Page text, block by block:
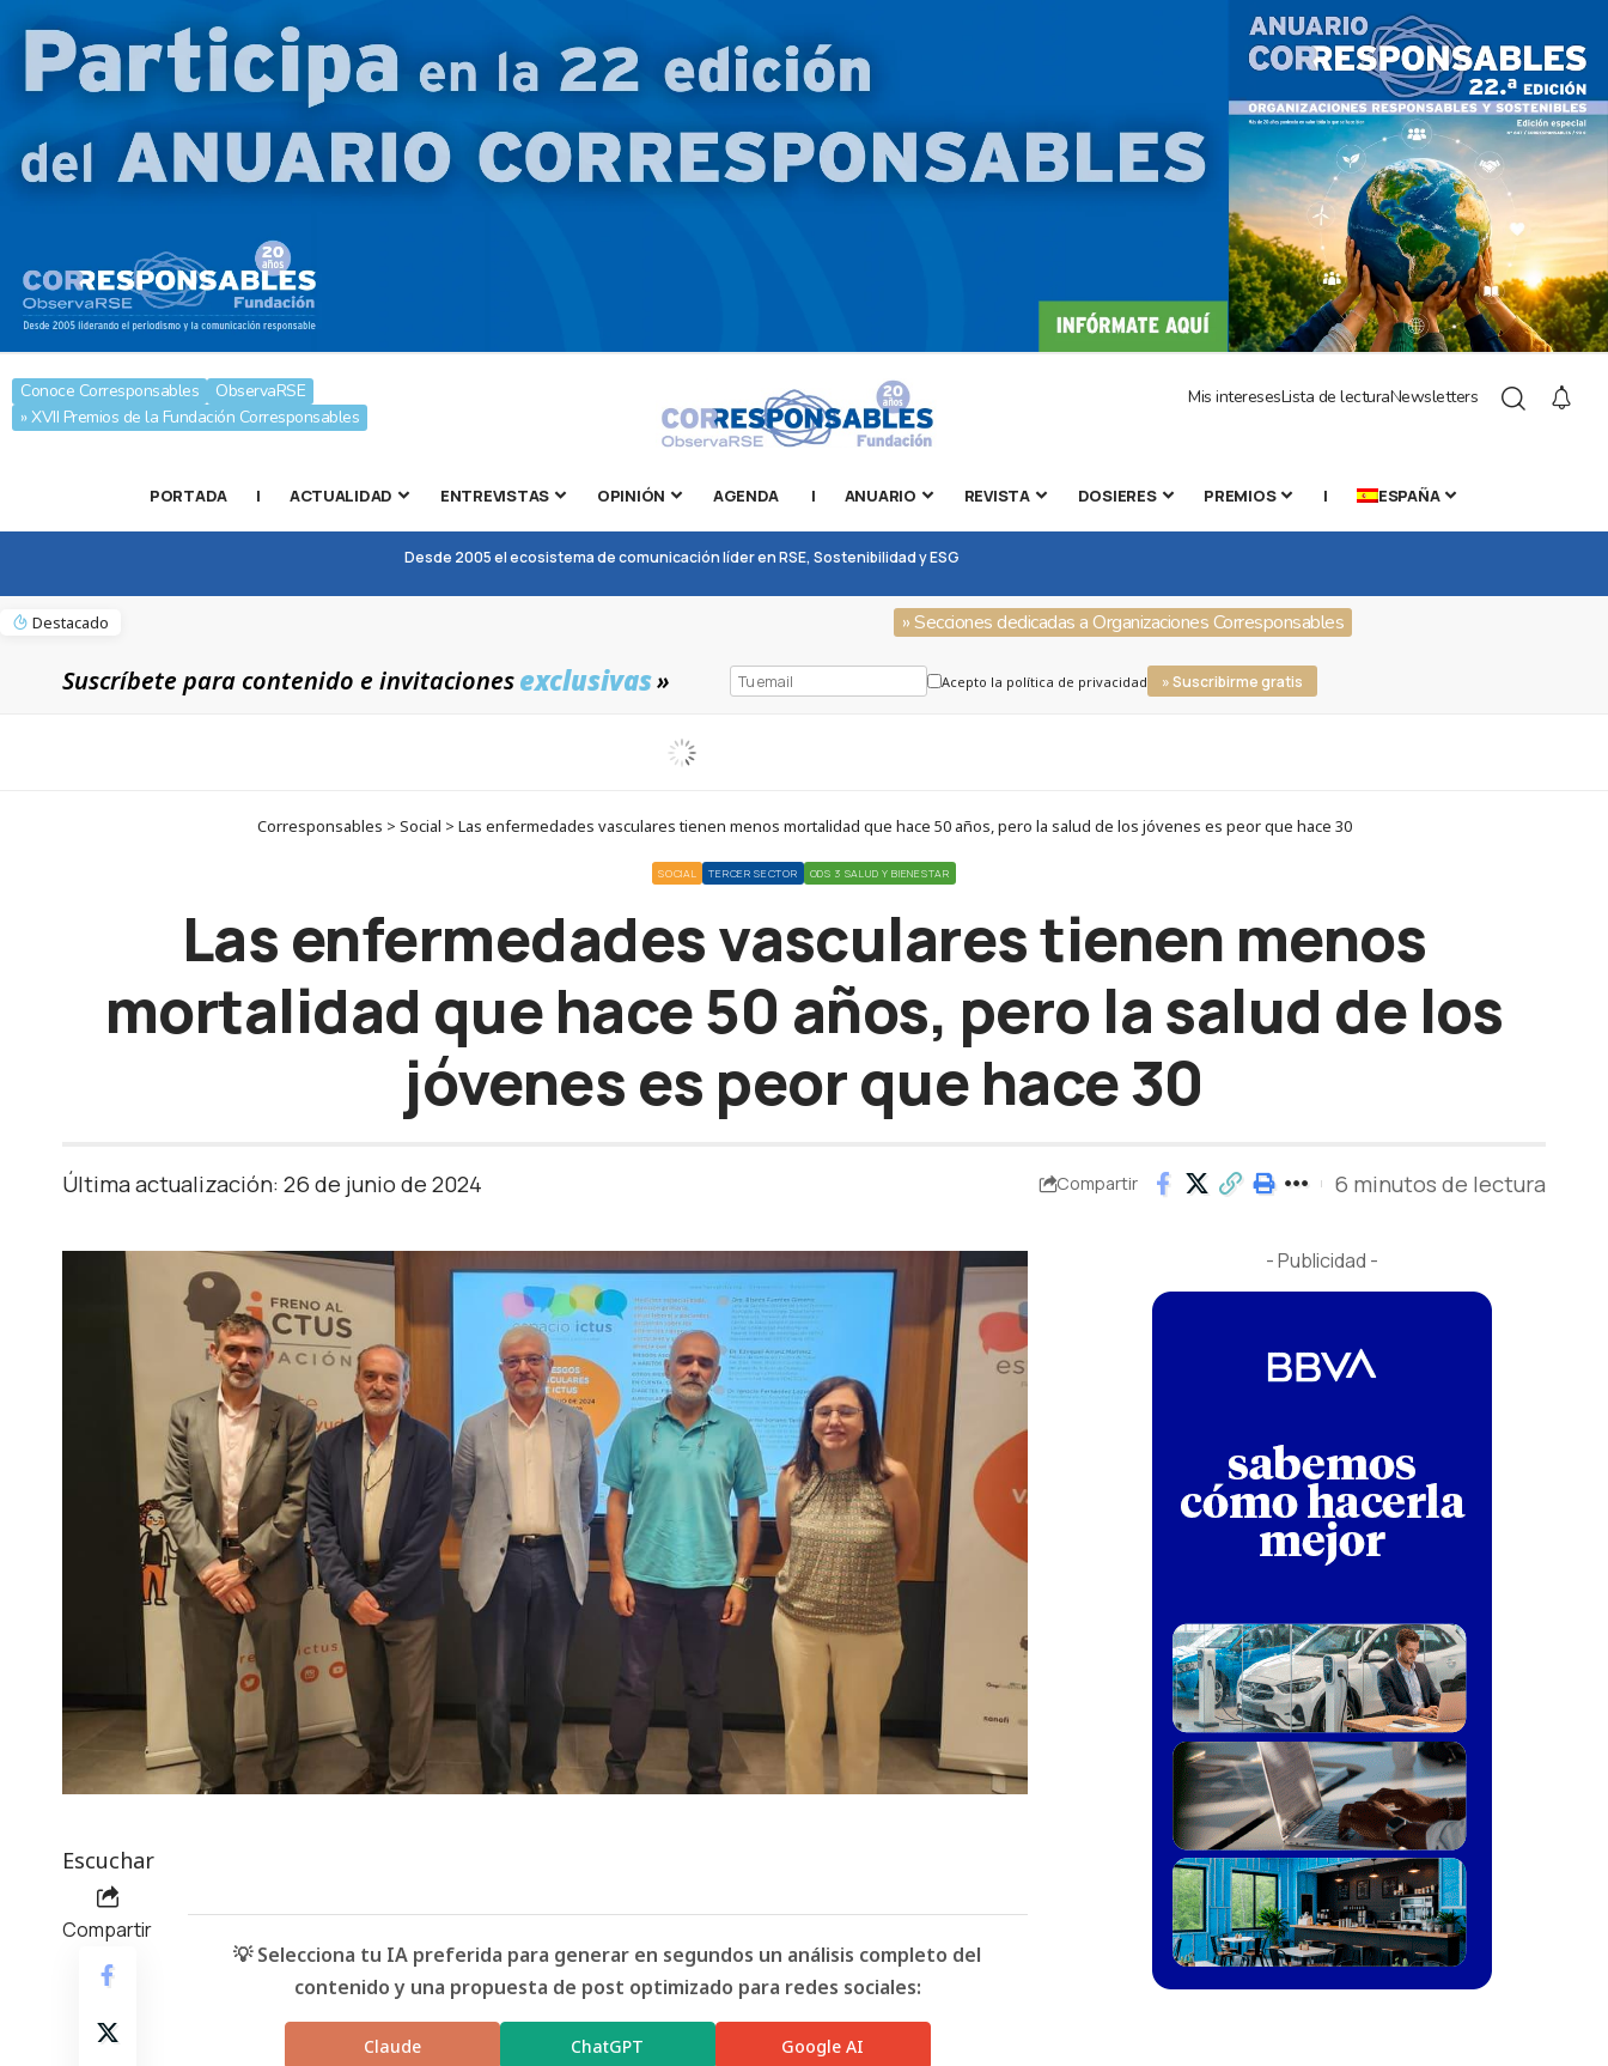
Conoce Corresponsables
ObservaRSE
» XVII Premios de la Fundación Corresponsables
Mis interesesLista de lecturaNewsletters
PORTADA | ACTUALIDAD ENTREVISTAS OPINIÓN AGENDA | ANUARIO REVISTA DOSIERES PREMIOS | ESPAÑA
Desde 2005 el ecosistema de comunicación líder en RSE, Sostenibilidad y ESG
Destacado » Secciones dedicadas a Organizaciones Corresponsables
Suscríbete para contenido e invitacionesexclusivas» Acepto la política de privacidad » Suscribirme gratis
Corresponsables > Social > Las enfermedades vasculares tienen menos mortalidad que hace 50 años, pero la salud de los jóvenes es peor que hace 30
SOCIAL TERCER SECTOR ODS 3 SALUD Y BIENESTAR
Las enfermedades vasculares tienen menos
mortalidad que hace 50 años, pero la salud de los
jóvenes es peor que hace 30
Última actualización: 26 de junio de 2024 Compartir 6 minutos de lectura
Escuchar
Compartir
💡 Selecciona tu IA preferida para generar en segundos un análisis completo del
contenido y una propuesta de post optimizado para redes sociales:
Claude ChatGPT Google AI
- Publicidad -